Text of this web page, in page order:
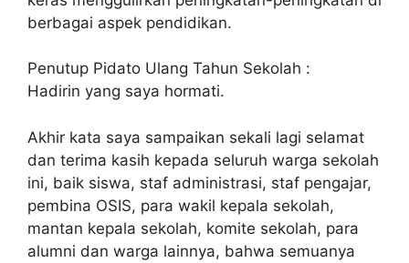
berbagai aspek pendidikan.
Penutup Pidato Ulang Tahun Sekolah :
Hadirin yang saya hormati.
Akhir kata saya sampaikan sekali lagi selamat
dan terima kasih kepada seluruh warga sekolah
ini, baik siswa, staf administrasi, staf pengajar,
pembina OSIS, para wakil kepala sekolah,
mantan kepala sekolah, komite sekolah, para
alumni dan warga lainnya, bahwa semuanya